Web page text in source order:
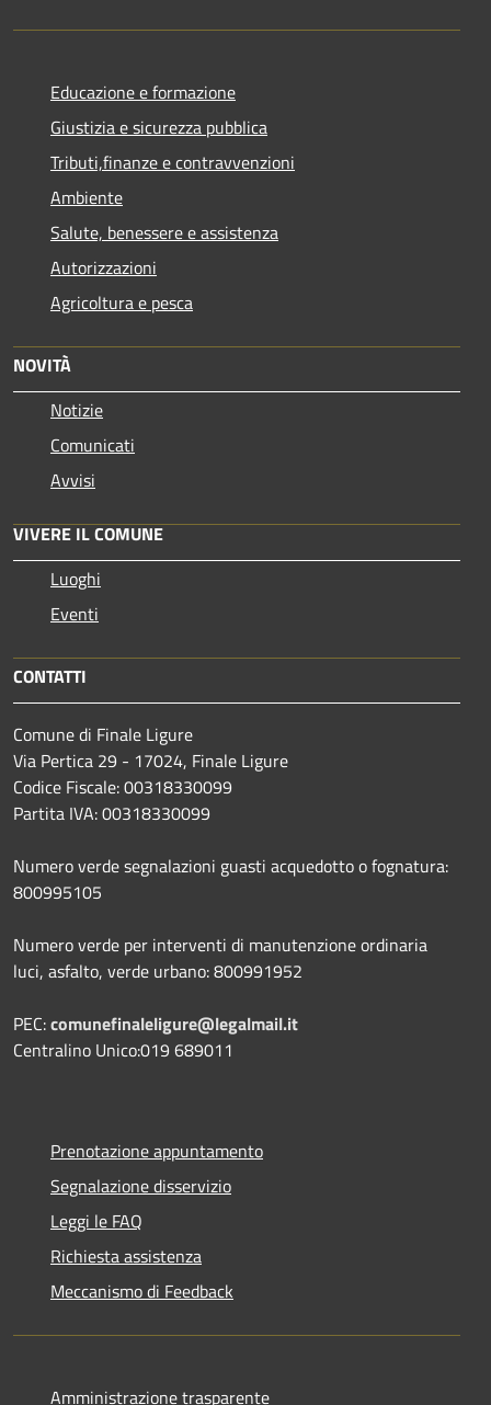
Educazione e formazione
Giustizia e sicurezza pubblica
Tributi,finanze e contravvenzioni
Ambiente
Salute, benessere e assistenza
Autorizzazioni
Agricoltura e pesca
NOVITÀ
Notizie
Comunicati
Avvisi
VIVERE IL COMUNE
Luoghi
Eventi
CONTATTI
Comune di Finale Ligure
Via Pertica 29 - 17024, Finale Ligure
Codice Fiscale: 00318330099
Partita IVA: 00318330099
Numero verde segnalazioni guasti acquedotto o fognatura:
800995105
Numero verde per interventi di manutenzione ordinaria
luci, asfalto, verde urbano: 800991952
PEC:comunefinaleligure@legalmail.it
Centralino Unico:019 689011
Prenotazione appuntamento
Segnalazione disservizio
Leggi le FAQ
Richiesta assistenza
Meccanismo di Feedback
Amministrazione trasparente